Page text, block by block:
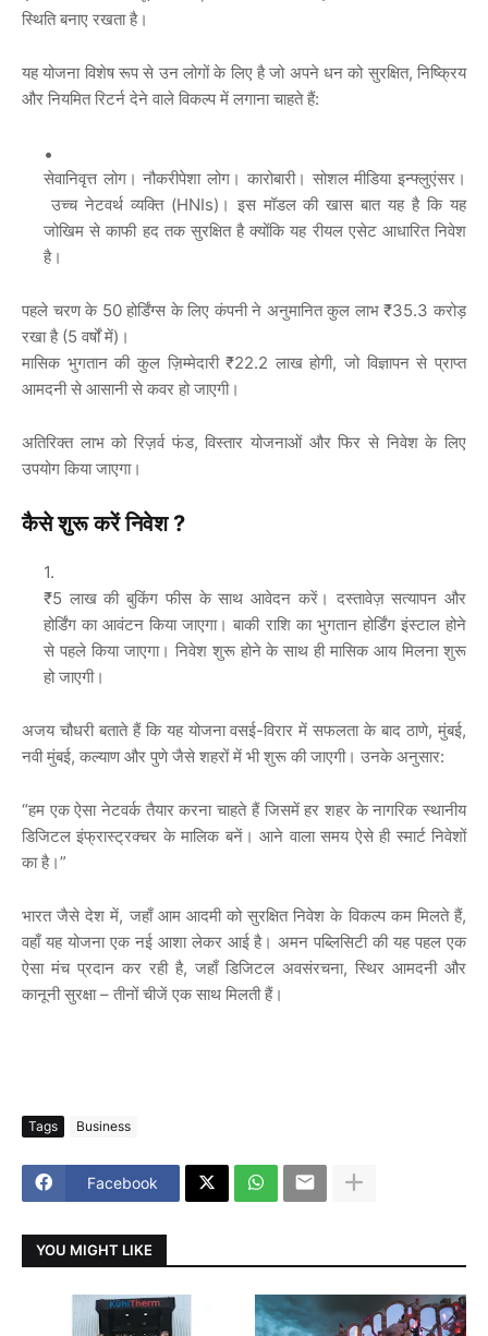
स्थिति बनाए रखता है।
यह योजना विशेष रूप से उन लोगों के लिए है जो अपने धन को सुरक्षित, निष्क्रिय
और नियमित रिटर्न देने वाले विकल्प में लगाना चाहते हैं:
सेवानिवृत्त लोग। नौकरीपेशा लोग। कारोबारी। सोशल मीडिया इन्फ्लुएंसर।
उच्च नेटवर्थ व्यक्ति (HNIs)। इस मॉडल की खास बात यह है कि यह
जोखिम से काफी हद तक सुरक्षित है क्योंकि यह रीयल एसेट आधारित निवेश
है।
पहले चरण के 50 होर्डिंग्स के लिए कंपनी ने अनुमानित कुल लाभ ₹35.3 करोड़
रखा है (5 वर्षों में)।
मासिक भुगतान की कुल ज़िम्मेदारी ₹22.2 लाख होगी, जो विज्ञापन से प्राप्त
आमदनी से आसानी से कवर हो जाएगी।
अतिरिक्त लाभ को रिज़र्व फंड, विस्तार योजनाओं और फिर से निवेश के लिए
उपयोग किया जाएगा।
कैसे शुरू करें निवेश ?
₹5 लाख की बुकिंग फीस के साथ आवेदन करें। दस्तावेज़ सत्यापन और
होर्डिंग का आवंटन किया जाएगा। बाकी राशि का भुगतान होर्डिंग इंस्टाल होने
से पहले किया जाएगा। निवेश शुरू होने के साथ ही मासिक आय मिलना शुरू
हो जाएगी।
अजय चौधरी बताते हैं कि यह योजना वसई-विरार में सफलता के बाद ठाणे, मुंबई,
नवी मुंबई, कल्याण और पुणे जैसे शहरों में भी शुरू की जाएगी। उनके अनुसार:
“हम एक ऐसा नेटवर्क तैयार करना चाहते हैं जिसमें हर शहर के नागरिक स्थानीय
डिजिटल इंफ्रास्ट्रक्चर के मालिक बनें। आने वाला समय ऐसे ही स्मार्ट निवेशों
का है।”
भारत जैसे देश में, जहाँ आम आदमी को सुरक्षित निवेश के विकल्प कम मिलते हैं,
वहाँ यह योजना एक नई आशा लेकर आई है। अमन पब्लिसिटी की यह पहल एक
ऐसा मंच प्रदान कर रही है, जहाँ डिजिटल अवसंरचना, स्थिर आमदनी और
कानूनी सुरक्षा – तीनों चीजें एक साथ मिलती हैं।
Tags Business
Facebook
YOU MIGHT LIKE